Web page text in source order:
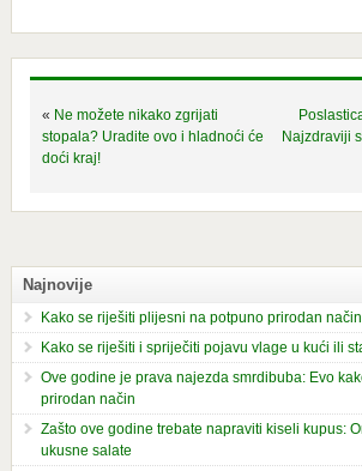
« Ne možete nikako zgrijati
stopala? Uradite ovo i hladnoći će
doći kraj!
Najzdraviji
Najnovije
Kako se riješiti plijesni na potpuno prirodan
Kako se riješiti i spriječiti pojavu vlage u kući ili
Ove godine je prava najezda smrdibuba: Evo
prirodan način
Zašto ove godine trebate napraviti kiseli kupus:
ukusne salate